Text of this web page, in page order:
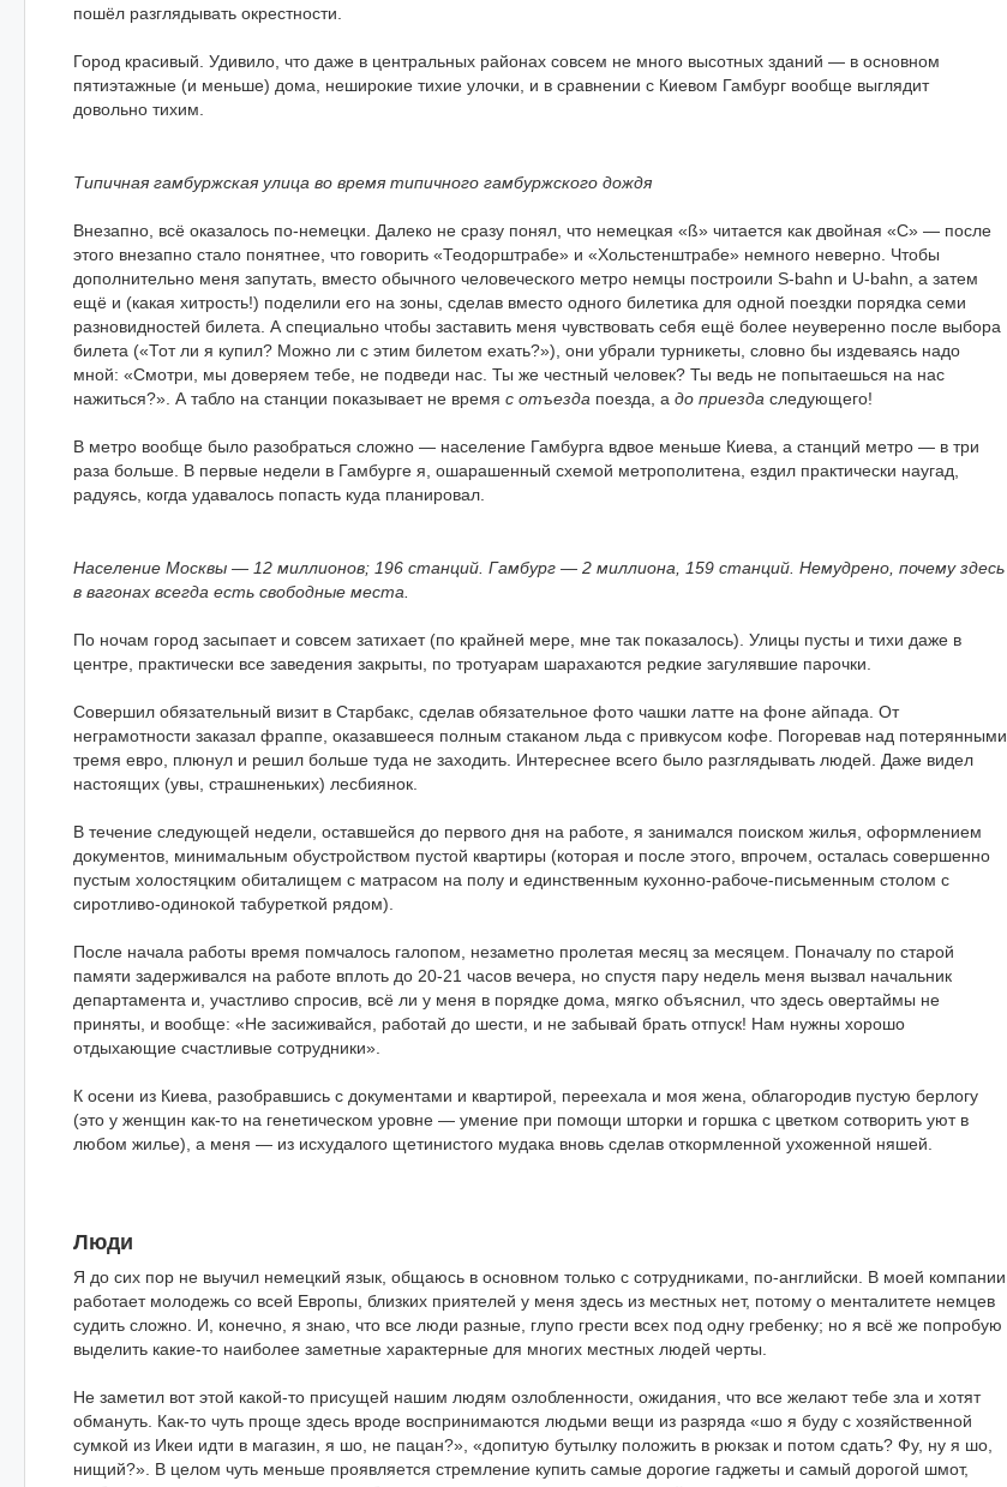
пошёл разглядывать окрестности.
Город красивый. Удивило, что даже в центральных районах совсем не много высотных зданий — в основном
пятиэтажные (и меньше) дома, неширокие тихие улочки, и в сравнении с Киевом Гамбург вообще выглядит
довольно тихим.
Типичная гамбуржская улица во время типичного гамбуржского дождя
Внезапно, всё оказалось по-немецки. Далеко не сразу понял, что немецкая «ß» читается как двойная «С» — после
этого внезапно стало понятнее, что говорить «Теодорштрабе» и «Хольстенштрабе» немного неверно. Чтобы
дополнительно меня запутать, вместо обычного человеческого метро немцы построили S-bahn и U-bahn, а затем
ещё и (какая хитрость!) поделили его на зоны, сделав вместо одного билетика для одной поездки порядка семи
разновидностей билета. А специально чтобы заставить меня чувствовать себя ещё более неуверенно после выбора
билета («Тот ли я купил? Можно ли с этим билетом ехать?»), они убрали турникеты, словно бы издеваясь надо
мной: «Смотри, мы доверяем тебе, не подведи нас. Ты же честный человек? Ты ведь не попытаешься на нас
нажиться?». А табло на станции показывает не время с отъезда поезда, а до приезда следующего!
В метро вообще было разобраться сложно — население Гамбурга вдвое меньше Киева, а станций метро — в три
раза больше. В первые недели в Гамбурге я, ошарашенный схемой метрополитена, ездил практически наугад,
радуясь, когда удавалось попасть куда планировал.
Население Москвы — 12 миллионов; 196 станций. Гамбург — 2 миллиона, 159 станций. Немудрено, почему здесь
в вагонах всегда есть свободные места.
По ночам город засыпает и совсем затихает (по крайней мере, мне так показалось). Улицы пусты и тихи даже в
центре, практически все заведения закрыты, по тротуарам шарахаются редкие загулявшие парочки.
Совершил обязательный визит в Старбакс, сделав обязательное фото чашки латте на фоне айпада. От
неграмотности заказал фраппе, оказавшееся полным стаканом льда с привкусом кофе. Погоревав над потерянными
тремя евро, плюнул и решил больше туда не заходить. Интереснее всего было разглядывать людей. Даже видел
настоящих (увы, страшненьких) лесбиянок.
В течение следующей недели, оставшейся до первого дня на работе, я занимался поиском жилья, оформлением
документов, минимальным обустройством пустой квартиры (которая и после этого, впрочем, осталась совершенно
пустым холостяцким обиталищем с матрасом на полу и единственным кухонно-рабоче-письменным столом с
сиротливо-одинокой табуреткой рядом).
После начала работы время помчалось галопом, незаметно пролетая месяц за месяцем. Поначалу по старой
памяти задерживался на работе вплоть до 20-21 часов вечера, но спустя пару недель меня вызвал начальник
департамента и, участливо спросив, всё ли у меня в порядке дома, мягко объяснил, что здесь овертаймы не
приняты, и вообще: «Не засиживайся, работай до шести, и не забывай брать отпуск! Нам нужны хорошо
отдыхающие счастливые сотрудники».
К осени из Киева, разобравшись с документами и квартирой, переехала и моя жена, облагородив пустую берлогу
(это у женщин как-то на генетическом уровне — умение при помощи шторки и горшка с цветком сотворить уют в
любом жилье), а меня — из исхудалого щетинистого мудака вновь сделав откормленной ухоженной няшей.
Люди
Я до сих пор не выучил немецкий язык, общаюсь в основном только с сотрудниками, по-английски. В моей компании
работает молодежь со всей Европы, близких приятелей у меня здесь из местных нет, потому о менталитете немцев
судить сложно. И, конечно, я знаю, что все люди разные, глупо грести всех под одну гребенку; но я всё же попробую
выделить какие-то наиболее заметные характерные для многих местных людей черты.
Не заметил вот этой какой-то присущей нашим людям озлобленности, ожидания, что все желают тебе зла и хотят
обмануть. Как-то чуть проще здесь вроде воспринимаются людьми вещи из разряда «шо я буду с хозяйственной
сумкой из Икеи идти в магазин, я шо, не пацан?», «допитую бутылку положить в рюкзак и потом сдать? Фу, ну я шо,
нищий?». В целом чуть меньше проявляется стремление купить самые дорогие гаджеты и самый дорогой шмот,